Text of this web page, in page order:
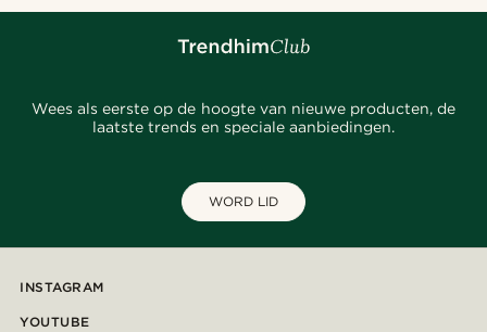
Wees als eerste op de hoogte van nieuwe producten, de
laatste trends en speciale aanbiedingen.
WORD LID
INSTAGRAM
YOUTUBE